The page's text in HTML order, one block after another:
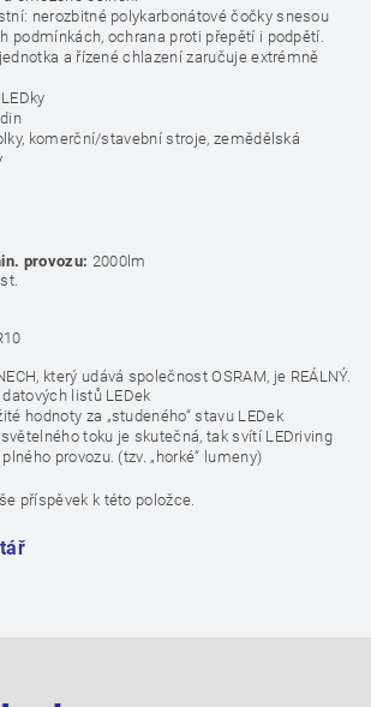
nerozbitné polykarbonátové čočky snesou
podmínkách, ochrana proti přepětí i podpětí.
a řízené chlazení zaručuje extrémně
komerční/stavební stroje, zemědělská
provozu: 2000lm
který udává společnost OSRAM, je REÁLNÝ.
listů LEDek
hodnoty za „studeného“ stavu LEDek
toku je skutečná, tak svítí LEDriving
provozu. (tzv. „horké“ lumeny)
příspěvek k této položce.